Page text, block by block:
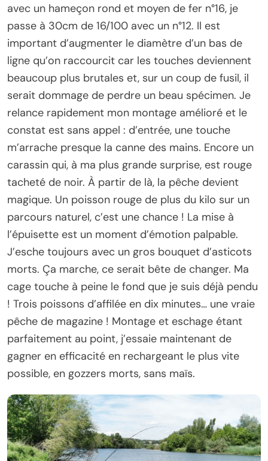
avec un hameçon rond et moyen de fer n°16, je
passe à 30cm de 16/100 avec un n°12. Il est
important d’augmenter le diamètre d’un bas de
ligne qu’on raccourcit car les touches deviennent
beaucoup plus brutales et, sur un coup de fusil, il
serait dommage de perdre un beau spécimen. Je
relance rapidement mon montage amélioré et le
constat est sans appel : d’entrée, une touche
m’arrache presque la canne des mains. Encore un
carassin qui, à ma plus grande surprise, est rouge
tacheté de noir. À partir de là, la pêche devient
magique. Un poisson rouge de plus du kilo sur un
parcours naturel, c’est une chance ! La mise à
l’épuisette est un moment d’émotion palpable.
J’esche toujours avec un gros bouquet d’asticots
morts. Ça marche, ce serait bête de changer. Ma
cage touche à peine le fond que je suis déjà pendu
! Trois poissons d’affilée en dix minutes… une vraie
pêche de magazine ! Montage et eschage étant
parfaitement au point, j’essaie maintenant de
gagner en efficacité en rechargeant le plus vite
possible, en gozzers morts, sans maïs.